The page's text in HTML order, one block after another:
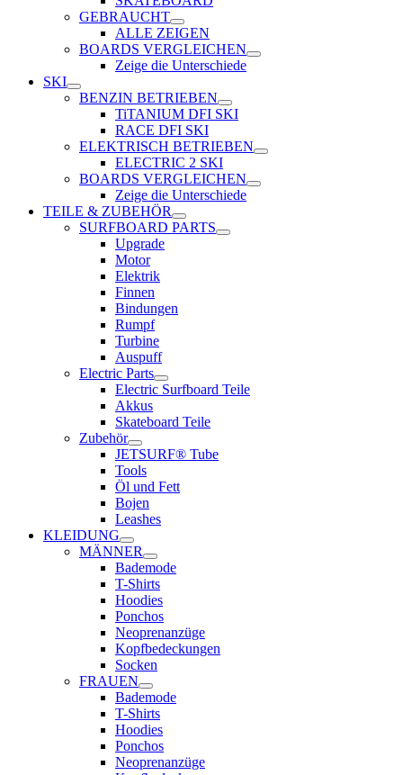
GEBRAUCHT
ALLE ZEIGEN
BOARDS VERGLEICHEN
Zeige die Unterschiede
SKI
BENZIN BETRIEBEN
TiTANIUM DFI SKI
RACE DFI SKI
ELEKTRISCH BETRIEBEN
ELECTRIC 2 SKI
BOARDS VERGLEICHEN
Zeige die Unterschiede
TEILE & ZUBEHÖR
SURFBOARD PARTS
Upgrade
Motor
Elektrik
Finnen
Bindungen
Rumpf
Turbine
Auspuff
Electric Parts
Electric Surfboard Teile
Akkus
Skateboard Teile
Zubehör
JETSURF® Tube
Tools
Öl und Fett
Bojen
Leashes
KLEIDUNG
MÄNNER
Bademode
T-Shirts
Hoodies
Ponchos
Neoprenanzüge
Kopfbedeckungen
Socken
FRAUEN
Bademode
T-Shirts
Hoodies
Ponchos
Neoprenanzüge